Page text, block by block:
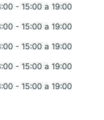
- 15:00 a 19:00
- 15:00 a 19:00
- 15:00 a 19:00
- 15:00 a 19:00
- 15:00 a 19:00